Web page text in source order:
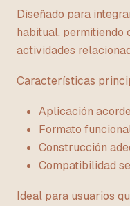
Diseñado para
habitual, permitiendo
actividades
Características
Aplicación
Formato
Construcción
Compatibilidad
Ideal para usuarios